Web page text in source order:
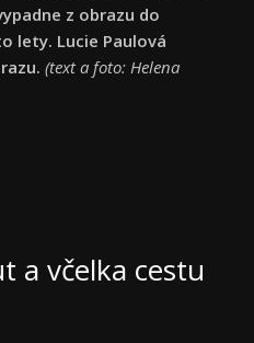
z obrazu do
lety. Lucie Paulová
(text a foto: Helena
a včelka cestu